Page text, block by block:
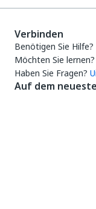
Verbinden
Benötigen Sie Hilfe?
Möchten Sie lernen?
Haben Sie Fragen?
Auf dem